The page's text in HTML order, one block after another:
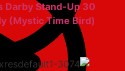
of Rhys Darby Stand-Up
(Mystic Time Bird)